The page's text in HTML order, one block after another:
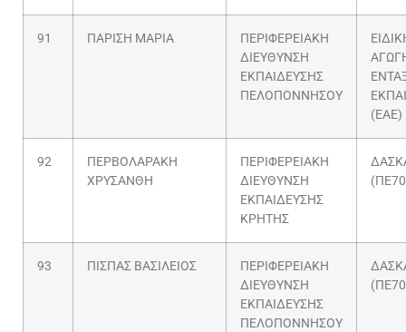
91 ΠΑΡΙΣΗ ΜΑΡΙΑ
ΠΕΡΙΦΕΡΕΙΑΚΗ
ΔΙΕΥΘΥΝΣΗ
ΕΚΠΑΙΔΕΥΣΗΣ
ΠΕΛΟΠΟΝΝΗΣΟΥ
(ΕΑΕ)
92
ΠΕΡΒΟΛΑΡΑΚΗ
ΧΡΥΣΑΝΘΗ
ΠΕΡΙΦΕΡΕΙΑΚΗ
ΔΙΕΥΘΥΝΣΗ
ΕΚΠΑΙΔΕΥΣΗΣ
ΚΡΗΤΗΣ
93 ΠΙΣΠΑΣ ΒΑΣΙΛΕΙΟΣ
ΠΕΡΙΦΕΡΕΙΑΚΗ
ΔΙΕΥΘΥΝΣΗ
ΕΚΠΑΙΔΕΥΣΗΣ
ΠΕΛΟΠΟΝΝΗΣΟΥ